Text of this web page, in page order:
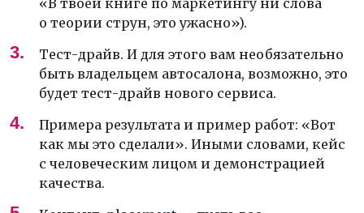
о теории струн, это ужасно»).
Тест-драйв. И для этого вам необязательно
быть владельцем автосалона, возможно, это
будет тест-драйв нового сервиса.
Примера результата и пример работ: «Вот
как мы это сделали». Иными словами, кейс
с человеческим лицом и демонстрацией
качества.